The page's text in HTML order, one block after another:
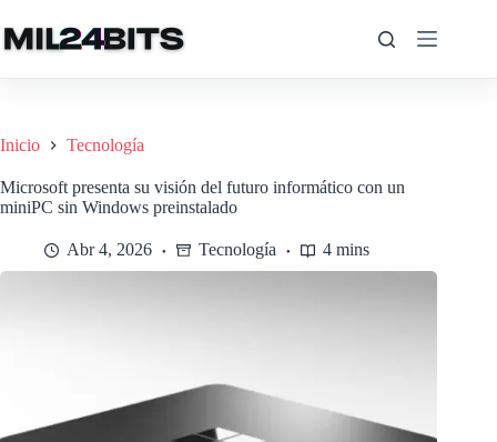
al
contenido
Inicio Tecnología
Microsoft presenta su visión del futuro informático con un
miniPC sin Windows preinstalado
Abr 4, 2026 Tecnología 4 mins